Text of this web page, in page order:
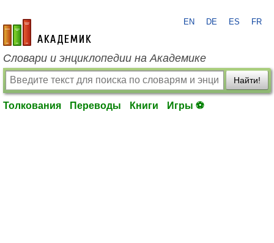
academic.ru
EN DE ES FR
Словари и энциклопедии на Академике
Найти!
Толкования Переводы Книги Игры ⚽